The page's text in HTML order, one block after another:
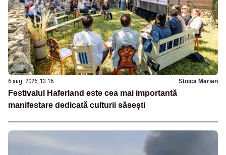
6 aug. 2026, 13:16 Stoica Marian
Festivalul Haferland este cea mai importantă
manifestare dedicată culturii săsești